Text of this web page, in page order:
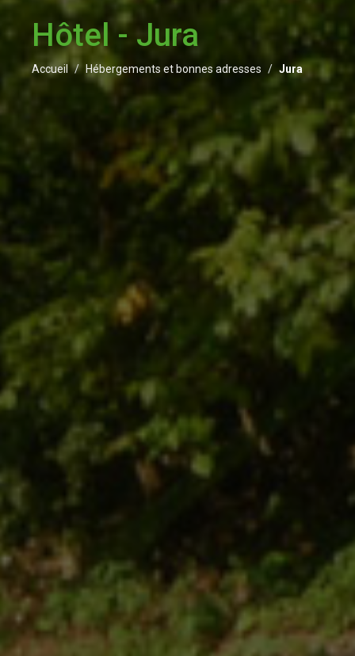
Hôtel - Jura
Accueil Hébergements et bonnes adresses Jura